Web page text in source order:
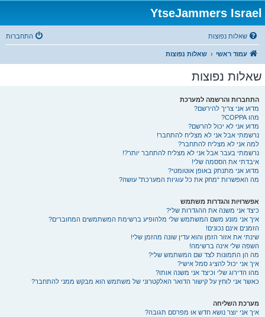
YtseJammers Israel
שאלות נפוצות התחברות
עמוד ראשי שאלות נפוצות
שאלות נפוצות
התחברות והרשמה למערכת
מדוע אני צריך להירשם?
מהו COPPA?
מדוע אני לא יכול להרשם?
נרשמתי אבל אני לא מצליח להתחבר!
למה אני לא מצליח להתחבר?
נרשמתי בעבר אבל אני לא מצליח להתחבר יותר?!
איבדתי את הססמה שלי!
מדוע אני מתנתק באופן אוטומטי?
מה האפשרות “מחק את כל עוגיות המערכת” עושה?
אפשרויות והגדרות משתמש
כיצד אני משנה את ההגדרות שלי?
איך אני מונע משם המשתמש שלי מלהופיע ברשימת המשתמשים המחוברים?
הזמנים אינם נכונים!
שינתי את אזור הזמן והוא עדין שונה מהזמן שלי!
השפה שלי אינה ברשימה!
מה הן התמונות לצד שם המשתמש שלי?
איך אני יכול להציג סמל אישי?
מהו הדירוג שלי וכיצד אני משנה אותו?
כאשר אני לוחץ על קישור הדואר האלקטרוני של משתמש הוא מבקש ממני להתחבר?
מערכת השליחה
איך אני יוצר נושא חדש או מפרסם תגובה?